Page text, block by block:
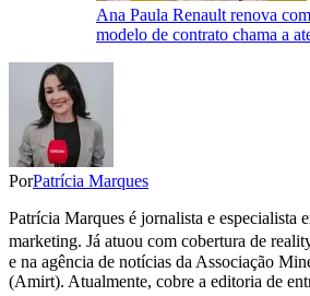
Ana Paula Renault renova
modelo de contrato chama a
PorPatrícia Marques
Patrícia Marques é jornalista e especialista
marketing. Já atuou com cobertura de
e na agência de notícias da Associação
(Amirt). Atualmente, cobre a editoria de